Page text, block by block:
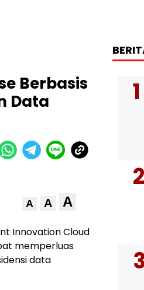
Berbasis
Data
A A A
Innovation Cloud
memperluas
data